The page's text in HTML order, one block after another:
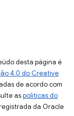
desta página é
4.0 do Creative
de acordo com
aspolíticas do
da Oracle